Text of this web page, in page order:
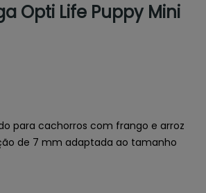
Opti Life Puppy Mini
para cachorros com frango e arroz
de 7 mm adaptada ao tamanho